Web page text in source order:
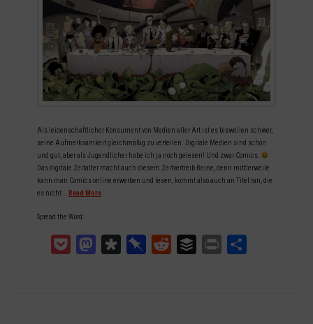
Als leidenschaftlicher Konsument von Medien aller Art ist es bisweilen schwer,
seine Aufmerksamkeit gleichmäßig zu verteilen. Digitale Medien sind schön
und gut, aber als Jugendlicher habe ich ja noch gelesen! Und zwar Comics.
Das digitale Zeitalter macht auch diesem Zeitvertreib Beine, denn mittlerweile
kann man Comics online erwerben und lesen, kommt also auch an Titel ran, die
es nicht … Read More
Spread the Word:
Pocket MastodonDiasporaPinboardReddit Buffer Print